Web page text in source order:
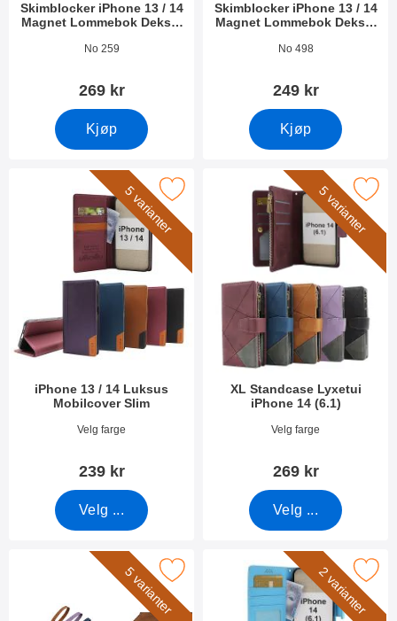
Skimblocker iPhone 13 / 14
Magnet Lommebok Deksel
Varenummer 41830
No 259
269 kr
Kjøp
Skimblocker iPhone 13 / 14
Magnet Lommebok Deksel
Varenummer 53294
No 498
249 kr
Kjøp
5 varianter
iPhone 13 / 14 Luksus
Mobilcover Slim
Varenummer 55346
Velg farge
239 kr
Velg ...
iPhone 13 / 14 Luksus Mobilcover Slim som favoritt
5 varianter
XL Standcase Lyxetui
iPhone 14 (6.1)
Varenummer 44813
Velg farge
269 kr
Velg ...
Merk xL Standcase Lyxetui
5 varianter
håndleddsstropp til XL Standcase Lyxetui som favoritt
2 varianter
Merk new Standcase Wallet